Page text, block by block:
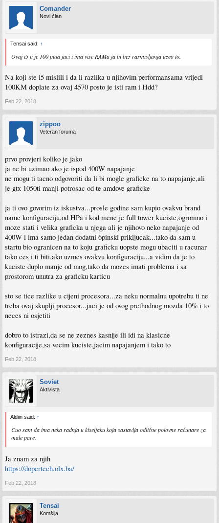
Comander
Novi član
Tensai said: ↑
Ovaj i5 ti je 100 puta jaci i ima vise RAMa ja bi bez razmisljanja uzeo to.
Na koji ste i5 mislili i da li razlika u njihovim performansama vrijedi
100KM doplate za ovaj 4570 posto je isti ram i Hdd?
Feb 22, 2018
zippoo
Veteran foruma
prvo provjeri koliko je jako
ja ne bi uzimao ako je ispod 400W napajanje
ne mogu ti tacno odgovoriti da li bi mogle graficke na to napajanje,ali
je gtx 1050ti manji potrosac od te amdove graficke
ja ti ovo govorim iz iskustva...prosle godine sam kupio ovakvu brand
name konfiguraciju,od HPa i kod mene je full tower kuciste,ogromno i
moze stati i velika graficka u njega ali je njihovo neko napajanje od
400W i ima samo jedan dodatni 6pinski prikljucak...tako da sam u
startu bio ogranicen na to koju graficku uopste mogu ubaciti u racunar
tako ces i ti biti,ako uzmes ovakvu konfiguraciju...a vidim da je to
kuciste duplo manje od mog,tako da mozes imati problema i sa
prostorom unutra za graficku karticu
sto se tice razlike u cijeni procesora...za neku normalnu upotrebu ti ne
treba ovaj skuplji procesor...jaci je od ovog prethodnog mozda 10% i to
neces ni osjetiti
dobro to istrazi,da se ne zeznes kasnije ili idi na klasicne
konfiguracije,sa vecim kuciste,jacim napajanjem i tako to
Feb 22, 2018
Soviet
Aktivista
Aldiin said: ↑
Cuo sam da ima neka radnja u kiseljaku koja sastavlja odlične polovne računare za
male pare.
Ja znam za njih
https://dopertech.olx.ba/
Feb 22, 2018
Tensai
Komšija